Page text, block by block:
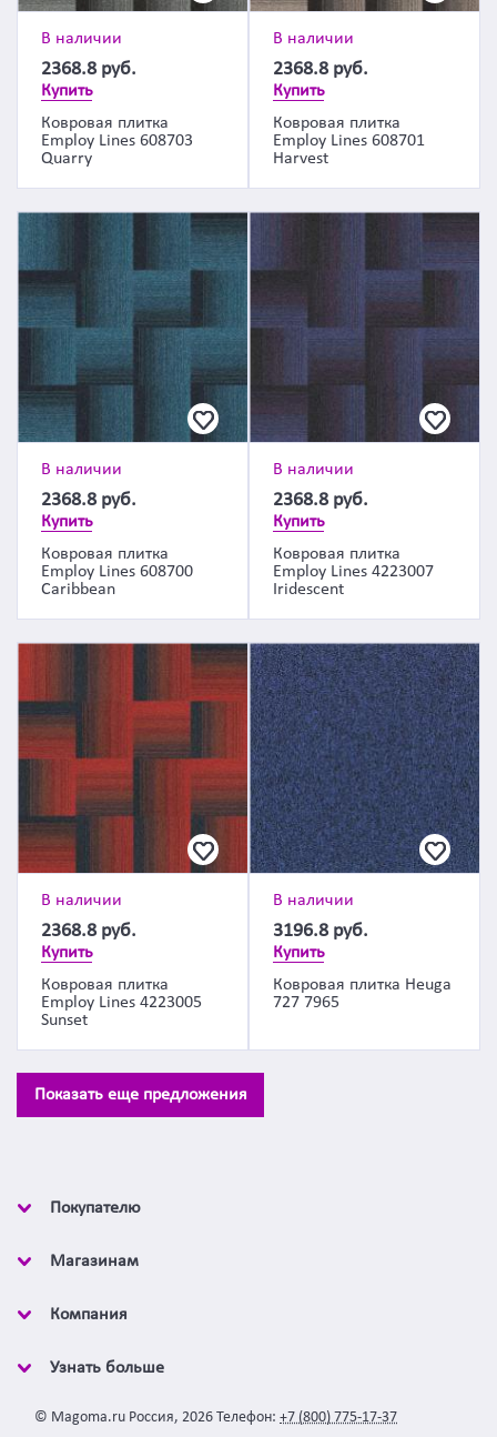
В наличии
2368.8 руб.
Купить
Ковровая плитка
Employ Lines 608703
Quarry
В наличии
2368.8 руб.
Купить
Ковровая плитка
Employ Lines 608701
Harvest
В наличии
2368.8 руб.
Купить
Ковровая плитка
Employ Lines 608700
Caribbean
В наличии
2368.8 руб.
Купить
Ковровая плитка
Employ Lines 4223007
Iridescent
В наличии
2368.8 руб.
Купить
Ковровая плитка
Employ Lines 4223005
Sunset
В наличии
3196.8 руб.
Купить
Ковровая плитка Heuga
727 7965
Показать еще предложения
Покупателю
Магазинам
Компания
Узнать больше
© Magoma.ru Россия, 2026 Телефон: +7 (800) 775-17-37